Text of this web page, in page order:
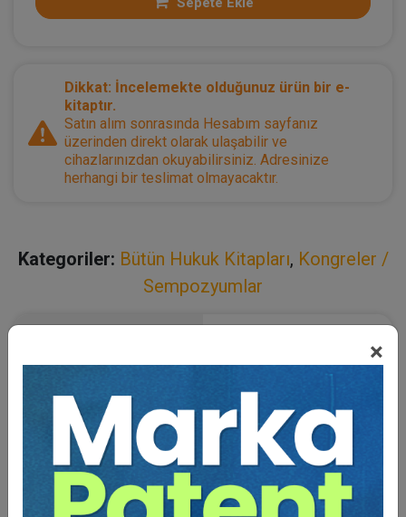
×
Dikkat: İncelemekte olduğunuz ürün bir e-
kitaptır.
Satın alım sonrasında Hesabım sayfanız
üzerinden direkt olarak ulaşabilir ve
cihazlarınızdan okuyabilirsiniz. Adresinize
herhangi bir teslimat olmayacaktır.
Kategoriler: Bütün Hukuk Kitapları, Kongreler /
Sempozyumlar
Kesiliyor ?
Siber güvenlik, Avrupa Birliği Siber Güvenlik Yasası’nın
2(1). maddesinde, ağ ve bilgi sistemlerinin ve bunların